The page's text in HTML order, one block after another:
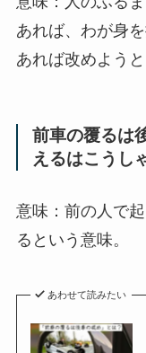
あれば、わが身
あれば改めようと
前車の覆るは
えるはこうし
意味：前の人で
るという意味。
あわせて読みたい